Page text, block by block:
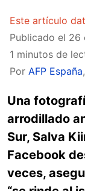
Este artículo
Publicado el 26
1 minutos de
Por AFP España,
Una
arrodillado
Sur, Salva
Facebook
veces,